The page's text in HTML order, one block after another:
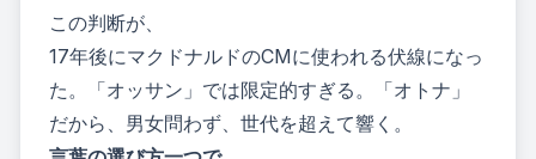
この判断が、
17年後にマクドナルドのCMに使われる伏線になっ
た。「オッサン」では限定的すぎる。「オトナ」
だから、男女問わず、世代を超えて響く。